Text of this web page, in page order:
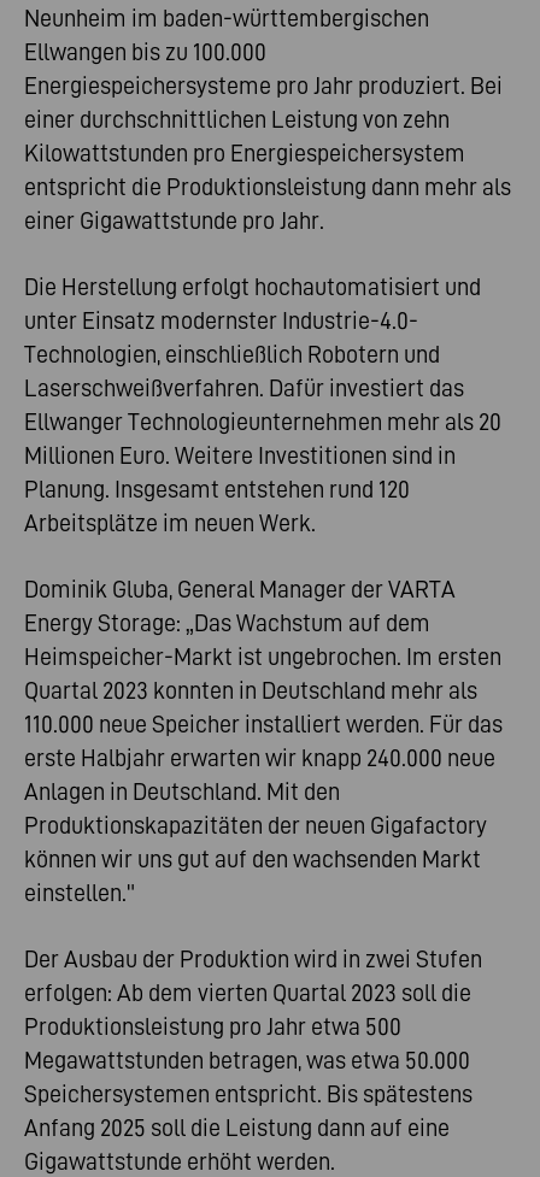
Neunheim im baden-württembergischen
Ellwangen bis zu 100.000
Energiespeichersysteme pro Jahr produziert. Bei
einer durchschnittlichen Leistung von zehn
Kilowattstunden pro Energiespeichersystem
entspricht die Produktionsleistung dann mehr als
einer Gigawattstunde pro Jahr.
Die Herstellung erfolgt hochautomatisiert und
unter Einsatz modernster Industrie-4.0-
Technologien, einschließlich Robotern und
Laserschweißverfahren. Dafür investiert das
Ellwanger Technologieunternehmen mehr als 20
Millionen Euro. Weitere Investitionen sind in
Planung. Insgesamt entstehen rund 120
Arbeitsplätze im neuen Werk.
Dominik Gluba, General Manager der VARTA
Energy Storage: „Das Wachstum auf dem
Heimspeicher-Markt ist ungebrochen. Im ersten
Quartal 2023 konnten in Deutschland mehr als
110.000 neue Speicher installiert werden. Für das
erste Halbjahr erwarten wir knapp 240.000 neue
Anlagen in Deutschland. Mit den
Produktionskapazitäten der neuen Gigafactory
können wir uns gut auf den wachsenden Markt
einstellen."
Der Ausbau der Produktion wird in zwei Stufen
erfolgen: Ab dem vierten Quartal 2023 soll die
Produktionsleistung pro Jahr etwa 500
Megawattstunden betragen, was etwa 50.000
Speichersystemen entspricht. Bis spätestens
Anfang 2025 soll die Leistung dann auf eine
Gigawattstunde erhöht werden.